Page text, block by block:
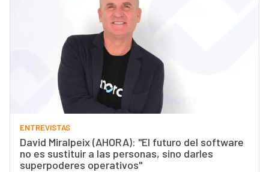
ENTREVISTAS
David Miralpeix (AHORA): "El futuro del software
no es sustituir a las personas, sino darles
superpoderes operativos"